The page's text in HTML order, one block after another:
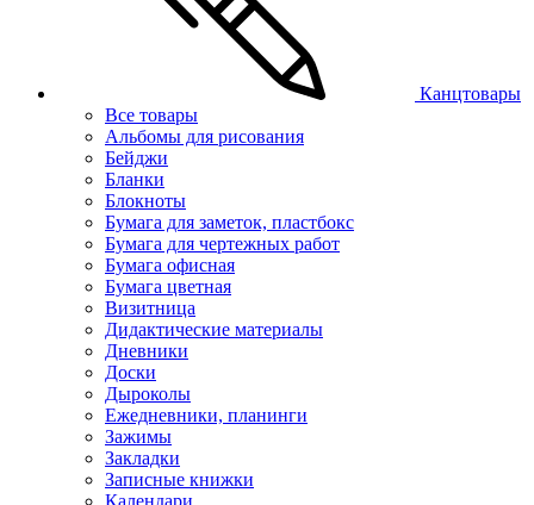
Канцтовары
Все товары
Альбомы для рисования
Бейджи
Бланки
Блокноты
Бумага для заметок, пластбокс
Бумага для чертежных работ
Бумага офисная
Бумага цветная
Визитница
Дидактические материалы
Дневники
Доски
Дыроколы
Ежедневники, планинги
Зажимы
Закладки
Записные книжки
Календари